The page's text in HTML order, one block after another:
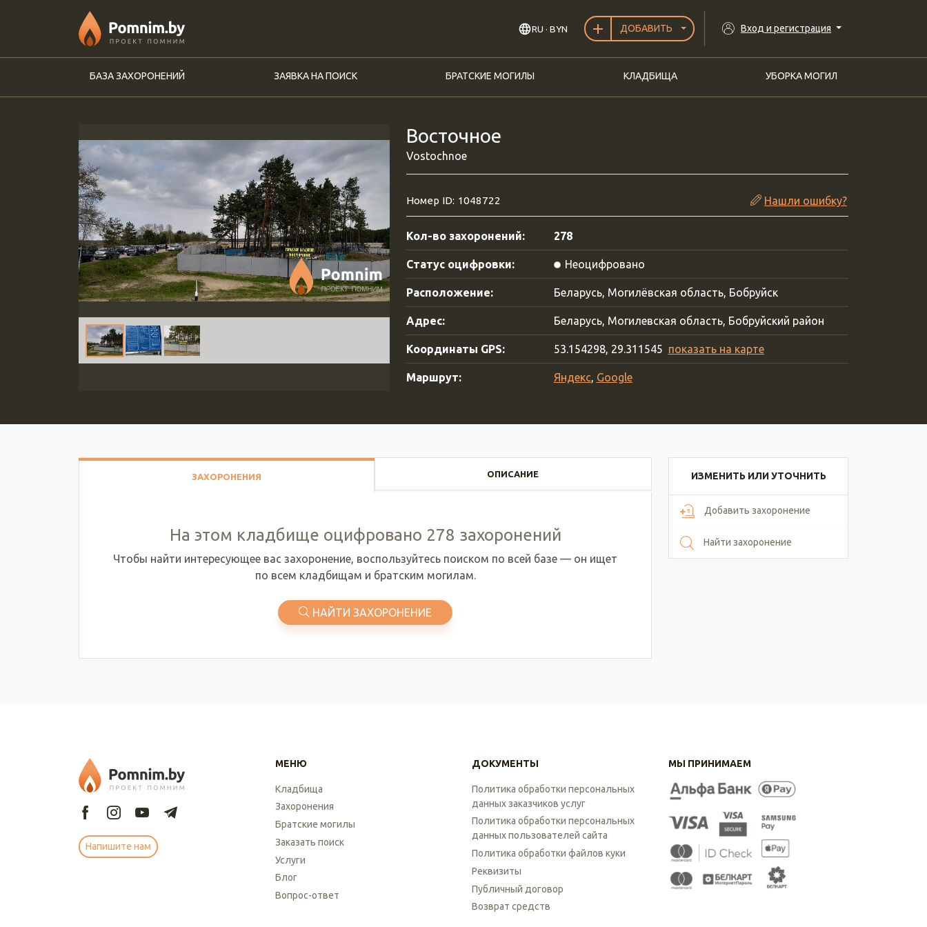
RU · BYN ДОБАВИТЬ Вход и регистрация
БАЗА ЗАХОРОНЕНИЙ ЗАЯВКА НА ПОИСК БРАТСКИЕ МОГИЛЫ КЛАДБИЩА УБОРКА МОГИЛ
Восточное
Vostochnoe
Номер ID: 1048722 Нашли ошибку?
Кол-во захоронений: 278
Статус оцифровки: Неоцифровано
Расположение: Беларусь, Могилёвская область, Бобруйск
Адрес: Беларусь, Могилевская область, Бобруйский район
Координаты GPS: 53.154298, 29.311545 показать на карте
Маршрут: Яндекс, Google
ЗАХОРОНЕНИЯ ОПИСАНИЕ
На этом кладбище оцифровано 278 захоронений
Чтобы найти интересующее вас захоронение, воспользуйтесь поиском по всей базе — он ищет
по всем кладбищам и братским могилам.
НАЙТИ ЗАХОРОНЕНИЕ
ИЗМЕНИТЬ ИЛИ УТОЧНИТЬ
Добавить захоронение
Найти захоронение
Напишите нам
МЕНЮ
Кладбища
Захоронения
Братские могилы
Заказать поиск
Услуги
Блог
Вопрос-ответ
ДОКУМЕНТЫ
Политика обработки персональных
данных заказчиков услуг
Политика обработки персональных
данных пользователей сайта
Политика обработки файлов куки
Реквизиты
Публичный договор
Возврат средств
МЫ ПРИНИМАЕМ